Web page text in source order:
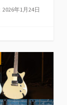
年1月24日